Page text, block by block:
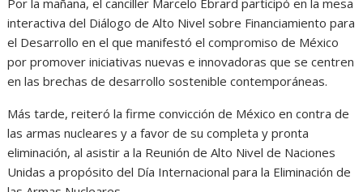
Por la mañana, el canciller Marcelo Ebrard participó en la mesa
interactiva del Diálogo de Alto Nivel sobre Financiamiento para
el Desarrollo en el que manifestó el compromiso de México
por promover iniciativas nuevas e innovadoras que se centren
en las brechas de desarrollo sostenible contemporáneas.
Más tarde, reiteró la firme convicción de México en contra de
las armas nucleares y a favor de su completa y pronta
eliminación, al asistir a la Reunión de Alto Nivel de Naciones
Unidas a propósito del Día Internacional para la Eliminación de